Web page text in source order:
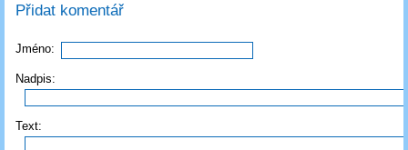
Přidat komentář
Jméno:
Nadpis:
Text: